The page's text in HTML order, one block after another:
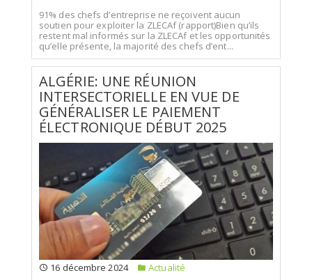
91% des chefs d’entreprise ne reçoivent aucun
soutien pour exploiter la ZLECAf (rapport)Bien qu’ils
restent mal informés sur la ZLECAf et les opportunités
qu’elle présente, la majorité des chefs d’ent...
ALGÉRIE: UNE RÉUNION
INTERSECTORIELLE EN VUE DE
GÉNÉRALISER LE PAIEMENT
ÉLECTRONIQUE DÉBUT 2025
16 décembre 2024
Actualité